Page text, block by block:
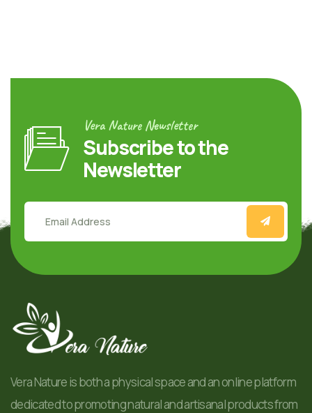
Vera Nature Newsletter
Subscribe to the
Newsletter
Vera Nature is both a physical space and an online platform
dedicated to promoting natural and artisanal products from